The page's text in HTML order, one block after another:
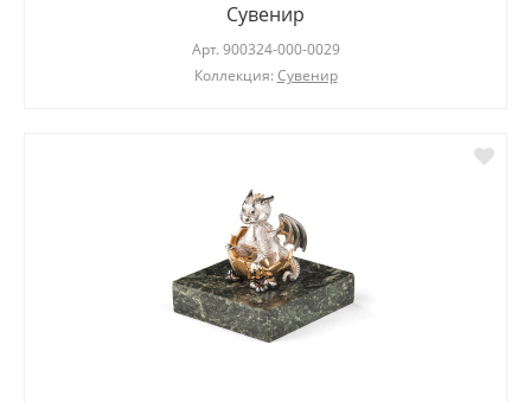
Сувенир
Арт. 900324-000-0029
Коллекция: Сувенир